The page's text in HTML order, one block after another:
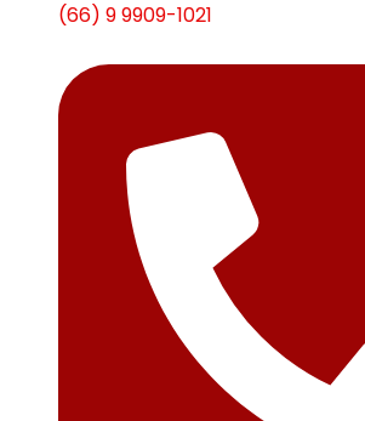
(66) 9 9909-1021